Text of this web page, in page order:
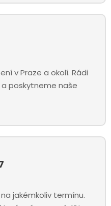
v Praze a okolí. Rádi
poskytneme naše
jakémkoliv termínu.